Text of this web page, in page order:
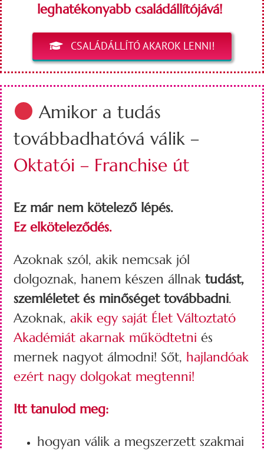
leghatékonyabb családállítójává!
CSALÁDÁLLÍTÓ AKAROK LENNI!
Amikor a tudás
továbbadhatóvá válik –
Oktatói – Franchise út
Ez már nem kötelező lépés.
Ez elköteleződés.
Azoknak szól, akik nemcsak jól
dolgoznak, hanem készen állnak tudást,
szemléletet és minőséget továbbadni.
Azoknak, akik egy saját Élet Változtató
Akadémiát akarnak működtetni és
mernek nagyot álmodni! Sőt, hajlandóak
ezért nagy dolgokat megtenni!
Itt tanulod meg:
hogyan válik a megszerzett szakmai